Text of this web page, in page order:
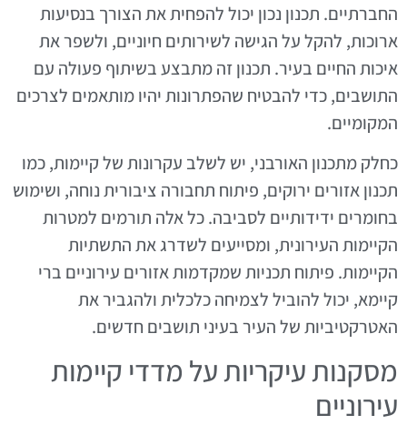
החברתיים. תכנון נכון יכול להפחית את הצורך בנסיעות
ארוכות, להקל על הגישה לשירותים חיוניים, ולשפר את
איכות החיים בעיר. תכנון זה מתבצע בשיתוף פעולה עם
התושבים, כדי להבטיח שהפתרונות יהיו מותאמים לצרכים
המקומיים.
כחלק מתכנון האורבני, יש לשלב עקרונות של קיימות, כמו
תכנון אזורים ירוקים, פיתוח תחבורה ציבורית נוחה, ושימוש
בחומרים ידידותיים לסביבה. כל אלה תורמים למטרות
הקיימות העירונית, ומסייעים לשדרג את התשתיות
הקיימות. פיתוח תכניות שמקדמות אזורים עירוניים ברי
קיימא, יכול להוביל לצמיחה כלכלית ולהגביר את
האטרקטיביות של העיר בעיני תושבים חדשים.
מסקנות עיקריות על מדדי קיימות
עירוניים